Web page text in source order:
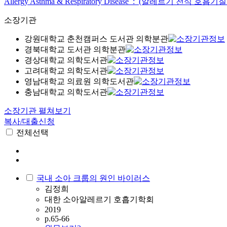
소장기관
강원대학교 춘천캠퍼스 도서관 의학분관
경북대학교 도서관 의학분관
경상대학교 의학도서관
고려대학교 의학도서관
영남대학교 의료원 의학도서관
충남대학교 의학도서관
소장기관 펼쳐보기
복사/대출신청
전체선택
국내 소아 크룹의 원인 바이러스
김정희
대한 소아알레르기 호흡기학회
2019
p.65-66